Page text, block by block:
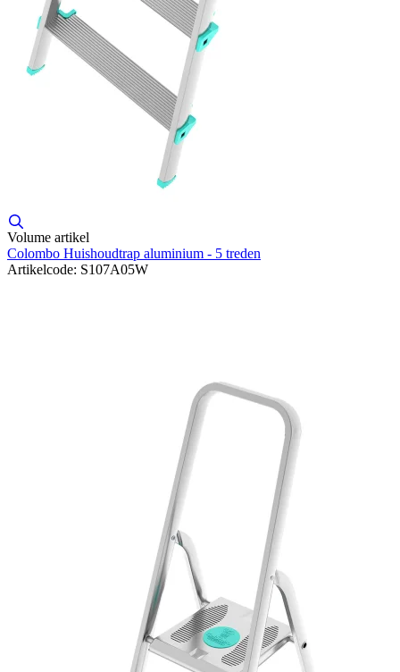
Volume artikel
Colombo Huishoudtrap aluminium - 5 treden
Artikelcode: S107A05W